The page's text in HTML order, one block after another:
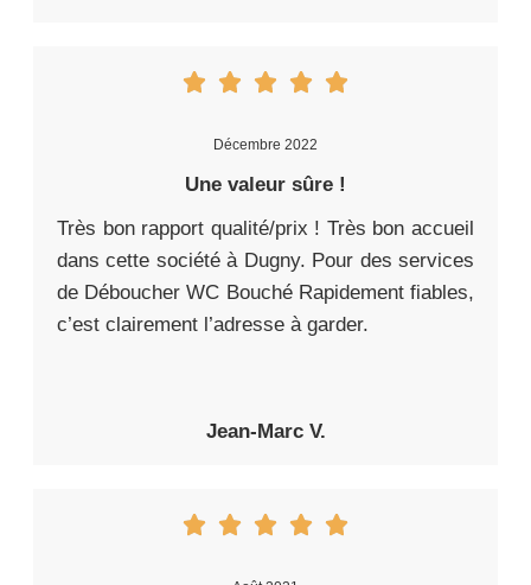
Décembre 2022
Une valeur sûre !
Très bon rapport qualité/prix ! Très bon accueil
dans cette société à Dugny. Pour des services
de Déboucher WC Bouché Rapidement fiables,
c’est clairement l’adresse à garder.
Jean-Marc V.